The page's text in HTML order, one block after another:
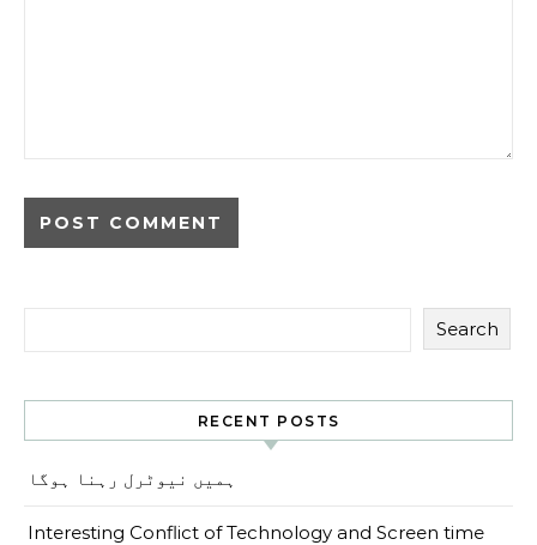
Search
RECENT POSTS
ہمیں نیوٹرل رہنا ہوگا
Interesting Conflict of Technology and Screen time